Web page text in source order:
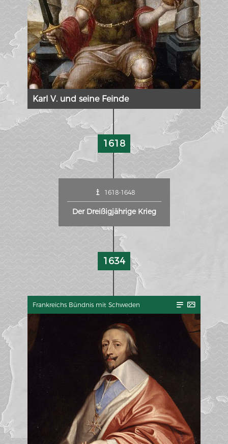
Karl V. und seine Feinde
1618
1618-1648
Der Dreißigjährige Krieg
1634
Frankreichs Bündnis mit Schweden